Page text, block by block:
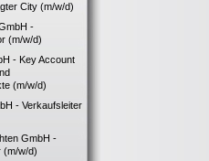
City (m/w/d)
-
(m/w/d)
- Key Account
(m/w/d)
- Verkaufsleiter
GmbH -
(m/w/d)